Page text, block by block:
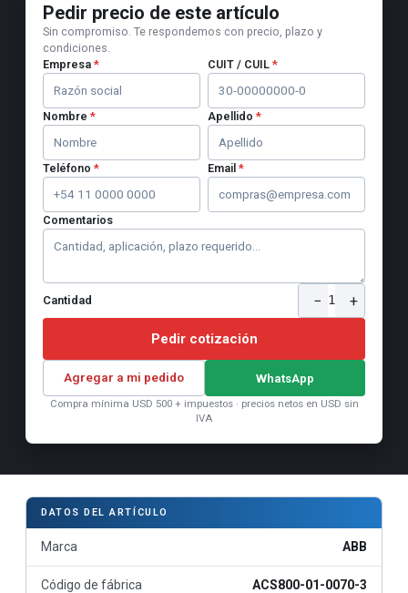
Pedir precio de este artículo
Sin compromiso. Te respondemos con precio, plazo y
condiciones.
Empresa * CUIT / CUIL *
Nombre * Apellido *
Teléfono * Email *
Comentarios
Cantidad − 1 +
Pedir cotización
Agregar a mi pedido WhatsApp
Compra mínima USD 500 + impuestos · precios netos en USD sin
IVA
DATOS DEL ARTÍCULO
Marca ABB
Código de fábrica ACS800-01-0070-3